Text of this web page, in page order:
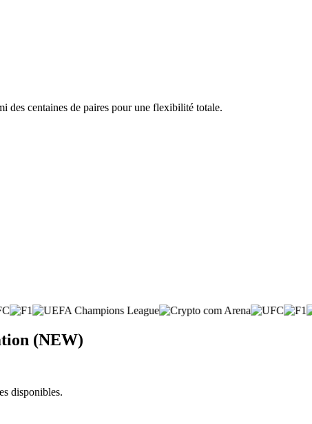
centaines de paires pour une flexibilité totale.
(NEW)
disponibles.